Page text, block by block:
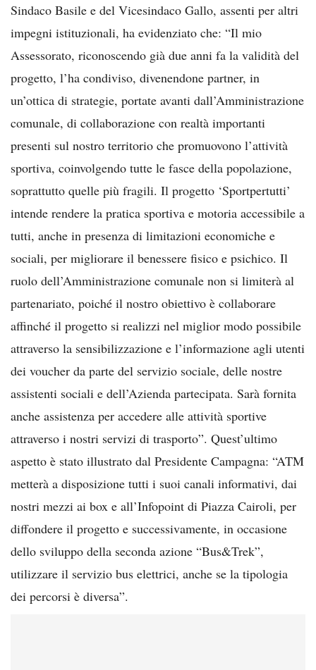
Sindaco Basile e del Vicesindaco Gallo, assenti per altri
impegni istituzionali, ha evidenziato che: “Il mio
Assessorato, riconoscendo già due anni fa la validità del
progetto, l’ha condiviso, divenendone partner, in
un’ottica di strategie, portate avanti dall’Amministrazione
comunale, di collaborazione con realtà importanti
presenti sul nostro territorio che promuovono l’attività
sportiva, coinvolgendo tutte le fasce della popolazione,
soprattutto quelle più fragili. Il progetto ‘Sportpertutti’
intende rendere la pratica sportiva e motoria accessibile a
tutti, anche in presenza di limitazioni economiche e
sociali, per migliorare il benessere fisico e psichico. Il
ruolo dell’Amministrazione comunale non si limiterà al
partenariato, poiché il nostro obiettivo è collaborare
affinché il progetto si realizzi nel miglior modo possibile
attraverso la sensibilizzazione e l’informazione agli utenti
dei voucher da parte del servizio sociale, delle nostre
assistenti sociali e dell’Azienda partecipata. Sarà fornita
anche assistenza per accedere alle attività sportive
attraverso i nostri servizi di trasporto”. Quest’ultimo
aspetto è stato illustrato dal Presidente Campagna: “ATM
metterà a disposizione tutti i suoi canali informativi, dai
nostri mezzi ai box e all’Infopoint di Piazza Cairoli, per
diffondere il progetto e successivamente, in occasione
dello sviluppo della seconda azione “Bus&Trek”,
utilizzare il servizio bus elettrici, anche se la tipologia
dei percorsi è diversa”.